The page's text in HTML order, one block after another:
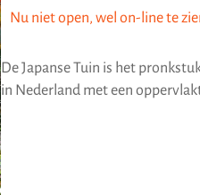
Nu niet open, wel on-line te
De Japanse Tuin is het
in Nederland met een